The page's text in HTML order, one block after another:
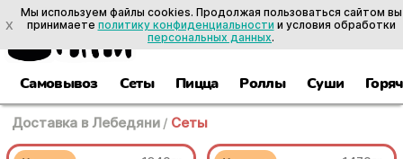
Самовывоз Сеты Пицца Роллы Суши
Доставка в Лебедяни / Сеты
X
Мы используем файлы cookies. Продолжая пользоваться сайтом вы
принимаете политику конфиденциальности и условия обработки
персональных данных.